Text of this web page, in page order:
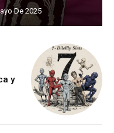
De 2025
y